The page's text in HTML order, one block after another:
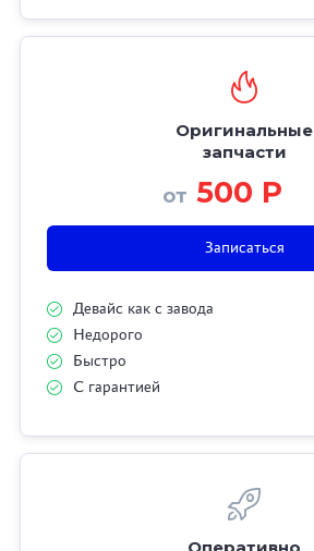
Оригинальные
запчасти
от 500 Р
Записаться
Девайс как с завода
Недорого
Быстро
С гарантией